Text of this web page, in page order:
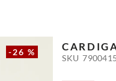
-26 %
SKU